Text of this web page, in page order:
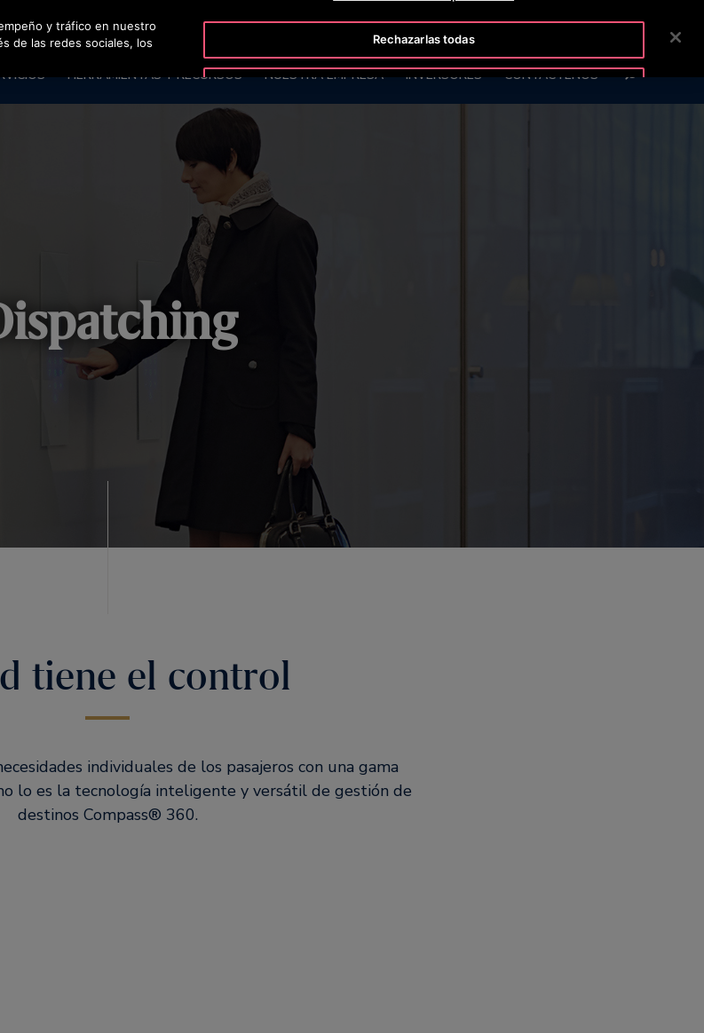
OTISLINE 800 712 5472 SALA DE PRENSA
HERRAMIENTAS Y RECURSOS NUESTRA EMPRESA INVERSORES CONTÁCTENOS BUSCAR
tiene el control
individuales de los pasajeros con una gama
lo es la tecnología inteligente y versátil de gestión de
destinos Compass® 360.
y tráfico en nuestro
de las redes sociales, los
Rechazarlas todas